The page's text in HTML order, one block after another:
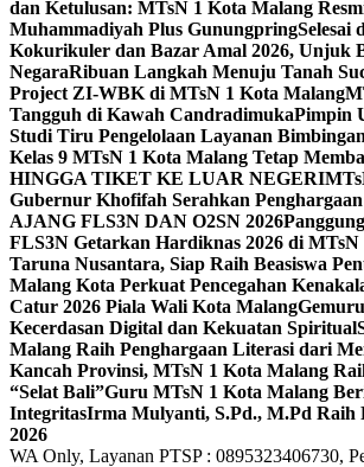
dan Ketulusan: MTsN 1 Kota Malang
Muhammadiyah Plus GunungpringSelesai
Kokurikuler dan Bazar Amal 2026, Unjuk
NegaraRibuan Langkah Menuju Tanah
Project ZI-WBK di MTsN 1 Kota Malang
Tangguh di Kawah CandradimukaPimpin
Studi Tiru Pengelolaan Layanan
Kelas 9 MTsN 1 Kota Malang Tetap
HINGGA TIKET KE LUAR NEGERI
Gubernur Khofifah Serahkan
AJANG FLS3N DAN O2SN 2026
FLS3N Getarkan Hardiknas 2026 di
Taruna Nusantara, Siap Raih Beasiswa
Malang Kota Perkuat Pencegahan
Catur 2026 Piala Wali Kota Malang
Kecerdasan Digital dan Kekuatan Spiritual
Malang Raih Penghargaan Literasi dari
Kancah Provinsi, MTsN 1 Kota Malang
“Selat Bali”Guru MTsN 1 Kota Malang
IntegritasIrma Mulyanti, S.Pd., M.Pd Raih
2026
WA Only, Layanan PTSP : 0895323406730,